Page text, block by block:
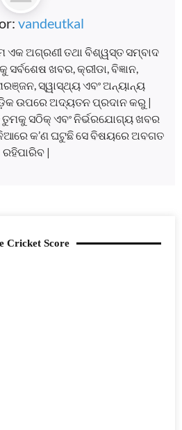
vandeutkal
ଅଗ୍ରଣୀ ତଥା ବିଶ୍ୱସ୍ତ ସମ୍ବାଦ
ଖବର, କ୍ରୀଡା, ବିଜ୍ଞାନ,
ସ୍ୱାସ୍ଥ୍ୟ ଏବଂ ଅନ୍ୟାନ୍ୟ
ଉପରେ ଅଦ୍ୟତନ ପ୍ରଦାନ କରୁ |
ସଠିକ୍ ଏବଂ ନିର୍ଭରଯୋଗ୍ୟ ଖବର
କ’ଣ ଘଟୁଛି ସେ ବିଷୟରେ ଅବଗତ
ରହିପାରିବ |
Cricket Score